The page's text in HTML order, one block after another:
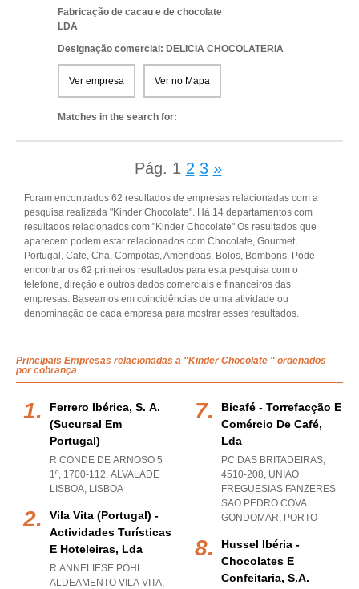
Fabricação de cacau e de chocolate
LDA
Designação comercial: DELICIA CHOCOLATERIA
Ver empresa Ver no Mapa
Matches in the search for:
Pág. 1 2 3 »
Foram encontrados 62 resultados de empresas relacionadas com a
pesquisa realizada "Kinder Chocolate". Há 14 departamentos com
resultados relacionados com "Kinder Chocolate".Os resultados que
aparecem podem estar relacionados com Chocolate, Gourmet,
Portugal, Cafe, Cha, Compotas, Amendoas, Bolos, Bombons. Pode
encontrar os 62 primeiros resultados para esta pesquisa com o
telefone, direção e outros dados comerciais e financeiros das
empresas. Baseamos em coincidências de uma atividade ou
denominação de cada empresa para mostrar esses resultados.
Principais Empresas relacionadas a "Kinder Chocolate " ordenados
por cobrança
Ferrero Ibérica, S. A.
(sucursal Em
Portugal)
R CONDE DE ARNOSO 5
1º, 1700-112, ALVALADE
LISBOA, LISBOA
Vila Vita (portugal) -
Actividades Turísticas
E Hoteleiras, Lda
R ANNELIESE POHL
ALDEAMENTO VILA VITA,
Bicafé - Torrefacção E
Comércio De Café,
Lda
PC DAS BRITADEIRAS,
4510-208, UNIAO
FREGUESIAS FANZERES
SAO PEDRO COVA
GONDOMAR, PORTO
Hussel Ibéria -
Chocolates E
Confeitaria, S.a.